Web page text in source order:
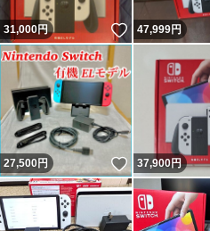
31,000円 いいね！
47,999円
27,500円 いいね！
37,900円